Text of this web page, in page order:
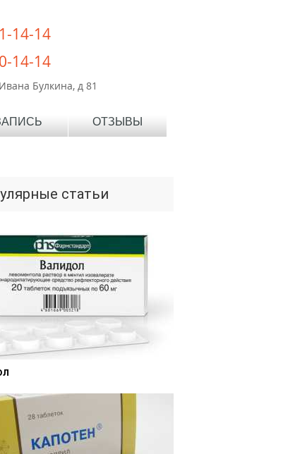
14-14
14-14
Булкина, д 81
ОТЗЫВЫ
статьи